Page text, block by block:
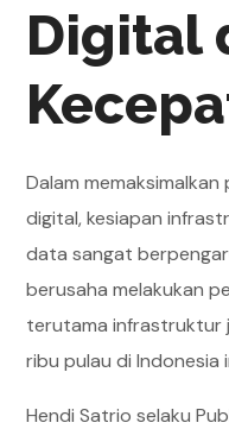
Digital
Dalam
digital, kesiapan
data sangat
berusaha melakukan
terutama infrastruktur
ribu pulau di Indonesia
Hendi Satrio selaku